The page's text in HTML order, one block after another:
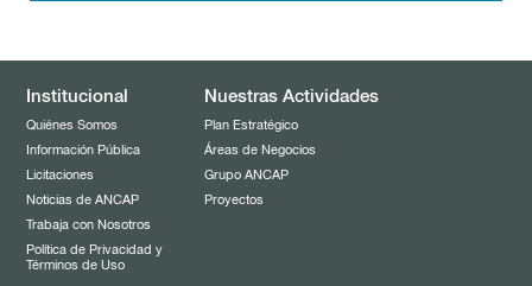
Institucional
Quiénes Somos
Información Pública
Licitaciones
Noticias de ANCAP
Trabaja con Nosotros
Política de Privacidad y
Términos de Uso
Nuestras Actividades
Plan Estratégico
Áreas de Negocios
Grupo ANCAP
Proyectos